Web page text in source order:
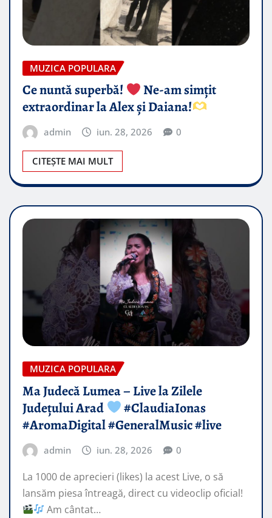
MUZICA POPULARA
Ce nuntă superbă!
Ne-am simțit
extraordinar la Alex și Daiana!
admin iun. 28, 2026 0
CITEȘTE MAI MULT
MUZICA POPULARA
Ma Judecă Lumea – Live la Zilele
Județului Arad
#ClaudiaIonas
#AromaDigital #GeneralMusic #live
admin iun. 28, 2026 0
La 1000 de aprecieri (likes) la acest Live, o să
lansăm piesa întreagă, direct cu videoclip oficial!
Am cântat…